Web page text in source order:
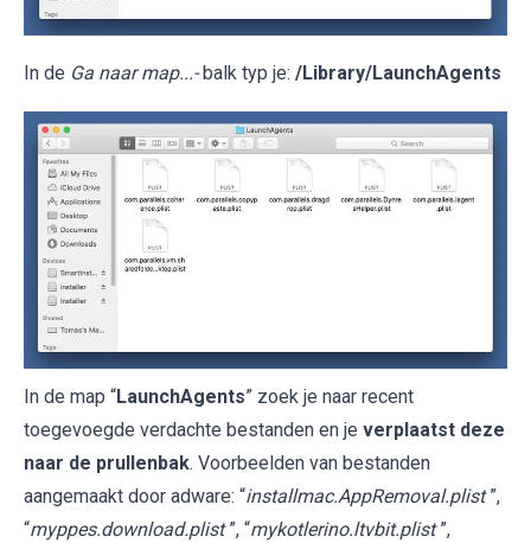
In de Ga naar map...- balk typ je: /Library/LaunchAgents
In de map “LaunchAgents” zoek je naar recent
toegevoegde verdachte bestanden en je verplaatst deze
naar de prullenbak. Voorbeelden van bestanden
aangemaakt door adware: “installmac.AppRemoval.plist ”,
“myppes.download.plist ”, “mykotlerino.ltvbit.plist ”,